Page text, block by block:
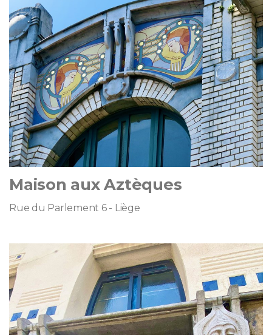
Maison aux Aztèques
Rue du Parlement 6 - Liège